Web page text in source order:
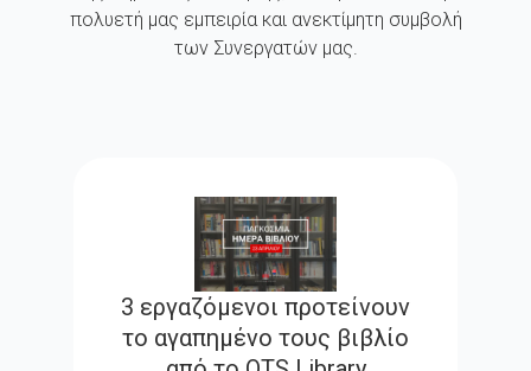
πολυετή μας εμπειρία και ανεκτίμητη συμβολή
των Συνεργατών μας.
3 εργαζόμενοι προτείνουν
το αγαπημένο τους βιβλίο